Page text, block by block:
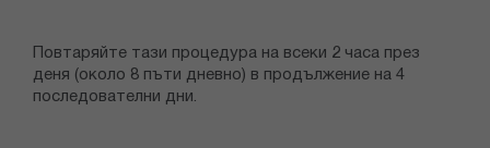
Повтаряйте тази процедура на всеки 2 часа през
деня (около 8 пъти дневно) в продължение на 4
последователни дни.